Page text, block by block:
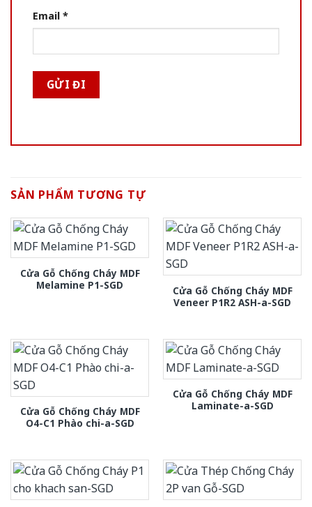
Email *
SẢN PHẨM TƯƠNG TỰ
Cửa Gỗ Chống Cháy MDF
Melamine P1-SGD
Cửa Gỗ Chống Cháy MDF
Veneer P1R2 ASH-a-SGD
Cửa Gỗ Chống Cháy MDF
O4-C1 Phào chi-a-SGD
Cửa Gỗ Chống Cháy MDF
Laminate-a-SGD